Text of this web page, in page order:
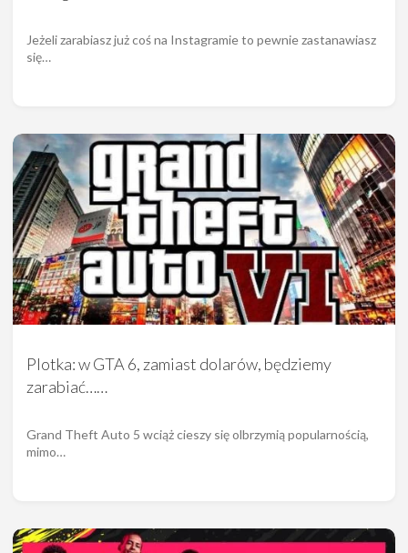
Jeżeli zarabiasz już coś na Instagramie to pewnie zastanawiasz
się…
Plotka: w GTA 6, zamiast dolarów, będziemy
zarabiać……
Grand Theft Auto 5 wciąż cieszy się olbrzymią popularnością,
mimo…